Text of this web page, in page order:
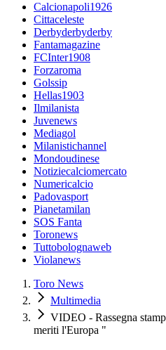
Calcionapoli1926
Cittaceleste
Derbyderbyderby
Fantamagazine
FCInter1908
Forzaroma
Golssip
Hellas1903
Ilmilanista
Juvenews
Mediagol
Milanistichannel
Mondoudinese
Notiziecalciomercato
Numericalcio
Padovasport
Pianetamilan
SOS Fanta
Toronews
Tuttobolognaweb
Violanews
Toro News
Multimedia
VIDEO - Rassegna
meriti l'Europa "